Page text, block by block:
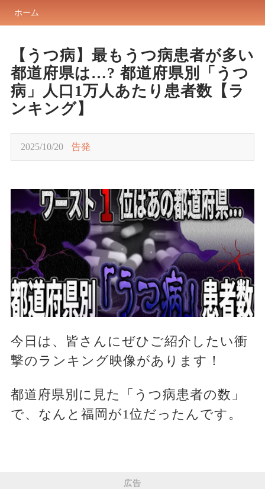
ホーム
【うつ病】最もうつ病患者が多い
都道府県は…? 都道府県別「うつ
病」人口1万人あたり患者数【ラ
ンキング】
2025/10/20 告発
今日は、皆さんにぜひご紹介したい衝
撃のランキング映像があります！
都道府県別に見た「うつ病患者の数」
で、なんと福岡が1位だったんです。
広告